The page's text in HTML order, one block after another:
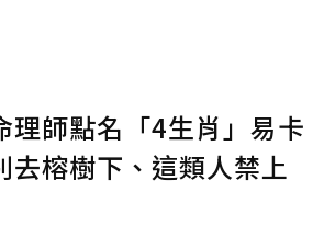
理師點名「4生肖」易卡
去榕樹下、這類人禁上